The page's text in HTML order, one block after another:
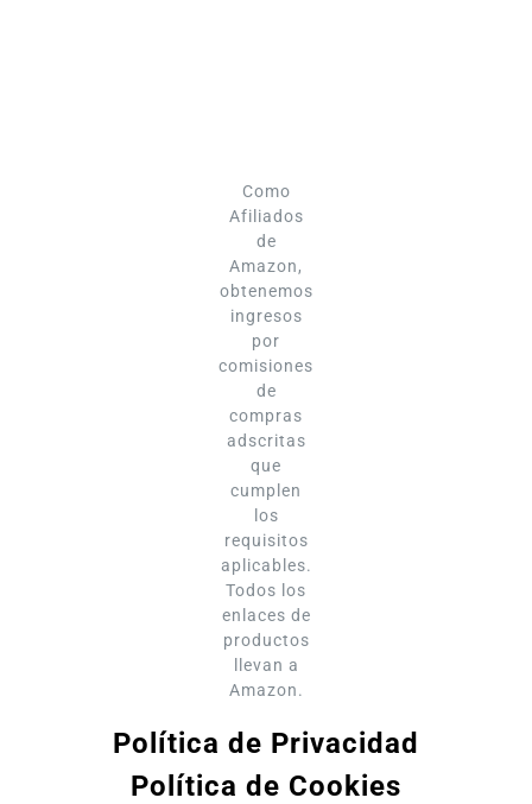
Como
Afiliados
de
Amazon,
obtenemos
ingresos
por
comisiones
de
compras
adscritas
que
cumplen
los
requisitos
aplicables.
Todos los
enlaces de
productos
llevan a
Amazon.
Política de Privacidad
Política de Cookies